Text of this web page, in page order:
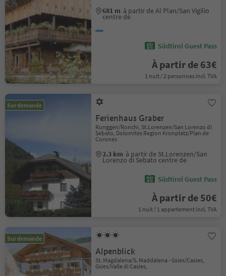
681 m à partir de Al Plan/San Vigilio
centre de
Südtirol Guest Pass
À partir de 63€
1 nuit / 2 personnes incl. TVA
Sur demande
Ferienhaus Graber
Runggen/Ronchi, St.Lorenzen/San Lorenzo di
Sebato, Dolomites Region Kronplatz/Plan de
Corones
2.3 km à partir de St.Lorenzen/San
Lorenzo di Sebato centre de
Südtirol Guest Pass
À partir de 50€
1 nuit / 1 appartement incl. TVA
Sur demande
Alpenblick
St. Magdalena/S. Maddalena - Gsies/Casies,
Gsies/Valle di Casies,